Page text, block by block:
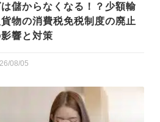
儲からなくなる！？少額輸
物の消費税免税制度の廃止
響と対策
08/05